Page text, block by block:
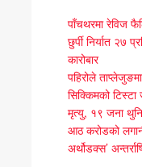
पाँचथरमा रेविज
छुर्पी निर्यात २७
कारोबार
पहिरोले
सिक्किमको
मृत्यु, १९ जना
आठ करोडको
अर्थोडक्स’